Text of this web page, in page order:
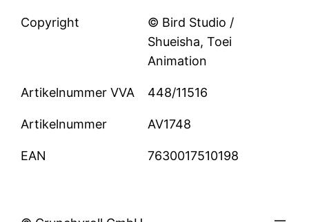
Copyright
© Bird Studio /
Shueisha, Toei
Animation
Artikelnummer VVA 448/11516
Artikelnummer AV1748
EAN 7630017510198